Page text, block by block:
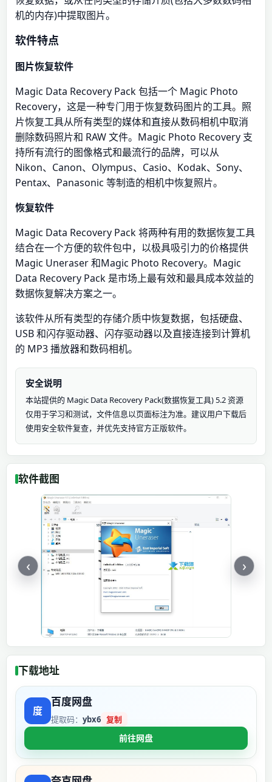
机的内存)中提取图片。
软件特点
图片恢复软件
Magic Data Recovery Pack 包括一个 Magic Photo
Recovery，这是一种专门用于恢复数码图片的工具。照
片恢复工具从所有类型的媒体和直接从数码相机中取消
删除数码照片和 RAW 文件。Magic Photo Recovery 支
持所有流行的图像格式和最流行的品牌，可以从
Nikon、Canon、Olympus、Casio、Kodak、Sony、
Pentax、Panasonic 等制造的相机中恢复照片。
恢复软件
Magic Data Recovery Pack 将两种有用的数据恢复工具
结合在一个方便的软件包中，以极具吸引力的价格提供
Magic Uneraser 和Magic Photo Recovery。Magic
Data Recovery Pack 是市场上最有效和最具成本效益的
数据恢复解决方案之一。
该软件从所有类型的存储介质中恢复数据，包括硬盘、
USB 和闪存驱动器、闪存驱动器以及直接连接到计算机
的 MP3 播放器和数码相机。
安全说明
本站提供的 Magic Data Recovery Pack(数据恢复工具) 5.2 资源
仅用于学习和测试，文件信息以页面标注为准。建议用户下载后
使用安全软件复查，并优先支持官方正版软件。
软件截图
‹ ›
下载地址
百度网盘
提取码： ybx6 复制
前往网盘